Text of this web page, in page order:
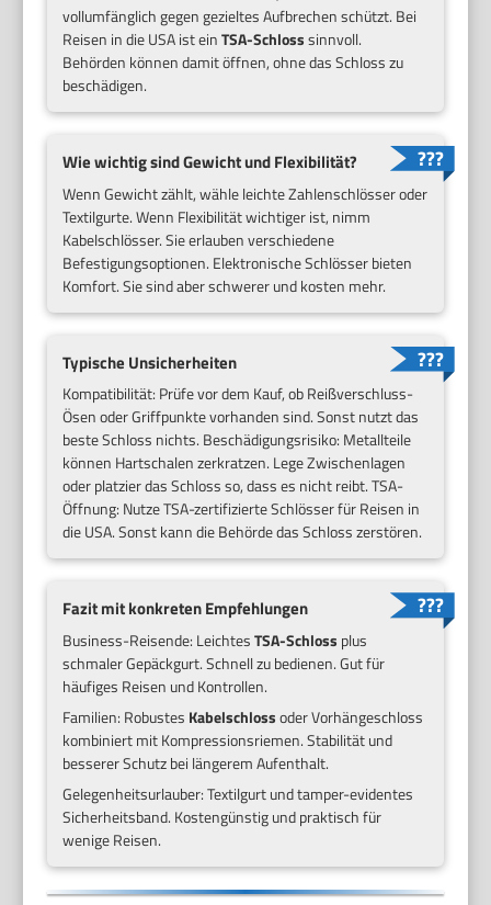
vollumfänglich gegen gezieltes Aufbrechen schützt. Bei
Reisen in die USA ist einTSA-Schlosssinnvoll.
Behörden können damit öffnen, ohne das Schloss zu
beschädigen.
Wie wichtig sind Gewicht und Flexibilität?
Wenn Gewicht zählt, wähle leichte Zahlenschlösser oder
Textilgurte. Wenn Flexibilität wichtiger ist, nimm
Kabelschlösser. Sie erlauben verschiedene
Befestigungsoptionen. Elektronische Schlösser bieten
Komfort. Sie sind aber schwerer und kosten mehr.
Typische Unsicherheiten
Kompatibilität: Prüfe vor dem Kauf, ob Reißverschluss-
Ösen oder Griffpunkte vorhanden sind. Sonst nutzt das
beste Schloss nichts. Beschädigungsrisiko: Metallteile
können Hartschalen zerkratzen. Lege Zwischenlagen
oder platzier das Schloss so, dass es nicht reibt. TSA-
Öffnung: Nutze TSA-zertifizierte Schlösser für Reisen in
die USA. Sonst kann die Behörde das Schloss zerstören.
Fazit mit konkreten Empfehlungen
Business-Reisende: LeichtesTSA-Schloss plus
schmaler Gepäckgurt. Schnell zu bedienen. Gut für
häufiges Reisen und Kontrollen.
Familien: Robustes Kabelschlossoder Vorhängeschloss
kombiniert mit Kompressionsriemen. Stabilität und
besserer Schutz bei längerem Aufenthalt.
Gelegenheitsurlauber: Textilgurt und tamper-evidentes
Sicherheitsband. Kostengünstig und praktisch für
wenige Reisen.